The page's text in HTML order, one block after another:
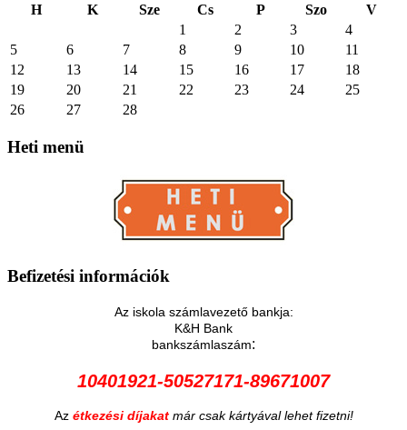
H
K Sze Cs P Szo
V
1
2 3
4
5
6 7 8 9 10
11
12
13 14 15 16 17
18
19
20 21 22 23 24
25
26
27 28
Heti menü
Befizetési információk
Az iskola számlavezető bankja:
K&H Bank
bankszámlaszám:
10401921-50527171-89671007
Az étkezési díjakat már csak kártyával lehet fizetni!